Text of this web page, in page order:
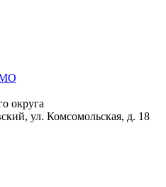
округа
ул. Комсомольская, д. 18